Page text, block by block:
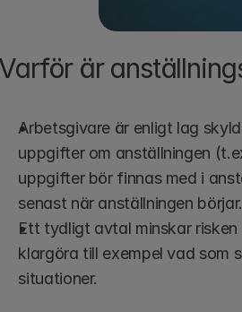
Varför är
Arbetsgivare är enligt lag
uppgifter om anställningen
uppgifter bör finnas med i
senast när anställningen börjar.
Ett tydligt avtal minskar
klargöra till exempel vad som
situationer.